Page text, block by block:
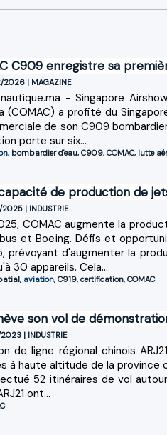
C909 enregistre sa
2026 | MAGAZINE
- Singapore
(COMAC) a profité du
de son C909
porte sur six...
, bombardier d'eau, C909, COMAC, lutte
de production de
2025 | INDUSTRIE
COMAC augmente la
et Boeing. Défis et
prévoyant d'augmenter la
30 appareils. Cela...
, aviation, C919, certification, COMAC
son vol de
| INDUSTRIE
de ligne régional chinois
à haute altitude de la province
52 itinéraires de vol
ont...